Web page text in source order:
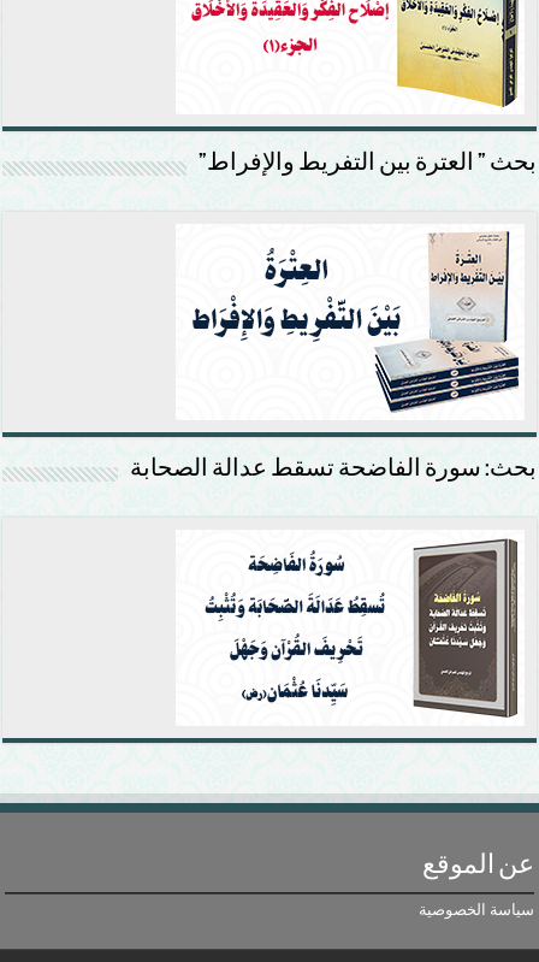
بحث ” العترة بين التفريط والإفراط”
بحث: سورة الفاضحة تسقط عدالة الصحابة
عن الموقع
سياسة الخصوصية